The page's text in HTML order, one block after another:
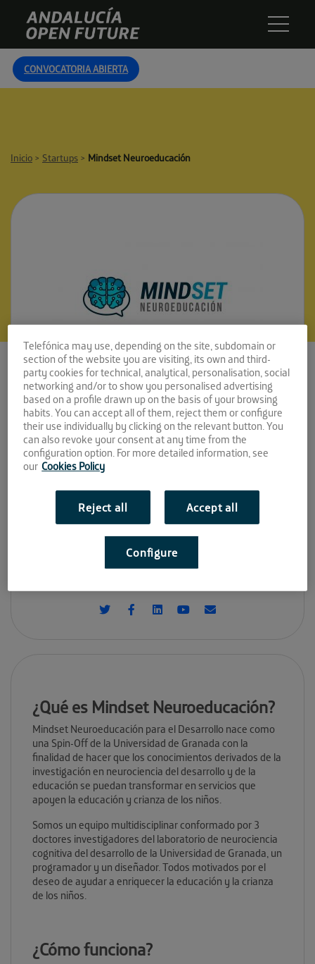
content
Andalucía
Open
Future
CONVOCATORIA ABIERTA
Inicio > Startups > Mindset Neuroeducación
Mindset
Neuroeducación
Espacio:
LA FAROLA
Convocatoria:
Diciembre 2017
Sitio web:
¿Qué es Mindset Neuroeducación?
Mindset Neuroeducación para el Desarrollo nace como
una Spin-Off de la Universidad de Granada con la
finalidad de hacer que los conocimientos derivados de la
investigación en neurociencia del desarrollo y de la
educación se puedan transformar en servicios que
apoyen la educación y crianza de los niños.
Somos un equipo multidisciplinar conformado por 3
doctores investigadores del laboratorio de neurociencia
cognitiva del desarrollo de la Universidad de Granada, un
programador y un diseñador. Todos motivados por el
deseo de ayudar a enriquecer la educación y la crianza
de los niños.
¿Cómo funciona?
Telefónica may use, depending on the site, subdomain or
section of the website you are visiting, its own and third-
party cookies for technical, analytical, personalisation, social
networking and/or to show you personalised advertising
based on a profile drawn up on the basis of your browsing
habits. You can accept all of them, reject them or configure
their use individually by clicking on the relevant button. You
can also revoke your consent at any time from the
configuration option. For more detailed information, see
our Cookies Policy
Reject all Accept all
Configure